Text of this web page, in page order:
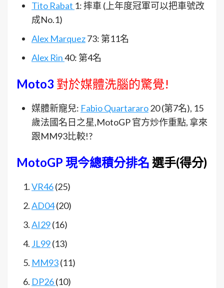
Tito Rabat 1: 摔車 (上年度冠軍可以把車號改
成No.1)
Alex Marquez73: 第11名
Alex Rin40: 第4名
Moto3 對於媒體洗腦的驚覺!
媒體新寵兒: Fabio Quartararo20 (第7名), 15
歲法國名日之星,MotoGP 官方炒作重點, 拿來
跟MM93比較!?
MotoGP 現今總積分排名 選手(得分)
VR46(25)
AD04(20)
AI29(16)
JL99(13)
MM93(11)
DP26(10)